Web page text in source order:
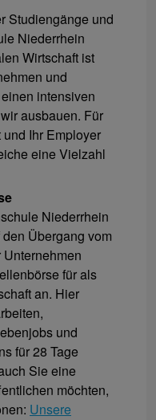
Studiengänge und
Niederrhein
Wirtschaft ist
und
intensiven
ausbauen. Für
Ihr Employer
eine Vielzahl
Niederrhein
Übergang vom
für als
an. Hier
und
für 28 Tage
Sie eine
möchten,
Unsere